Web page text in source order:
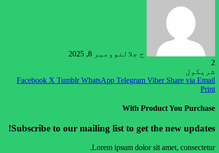
ح جلال نوومبر 8, 2025
2
شریکول
Facebook X Tumblr WhatsApp Telegram Viber Share via Email
Print
With Product You Purchase
Subscribe to our mailing list to get the new updates!
Lorem ipsum dolor sit amet, consectetur.